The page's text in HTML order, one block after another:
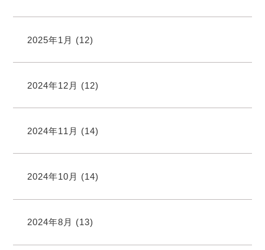
2025年1月 (12)
2024年12月 (12)
2024年11月 (14)
2024年10月 (14)
2024年8月 (13)